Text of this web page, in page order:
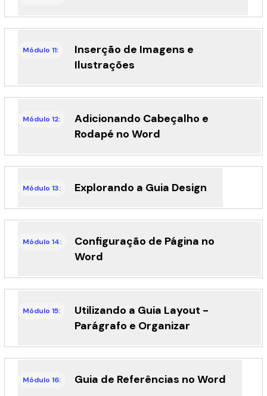
Módulo 11:
Inserção de Imagens e
Ilustrações
Módulo 12:
Adicionando Cabeçalho e
Rodapé no Word
Módulo 13: Explorando a Guia Design
Módulo 14:
Configuração de Página no
Word
Módulo 15:
Utilizando a Guia Layout -
Parágrafo e Organizar
Módulo 16: Guia de Referências no Word